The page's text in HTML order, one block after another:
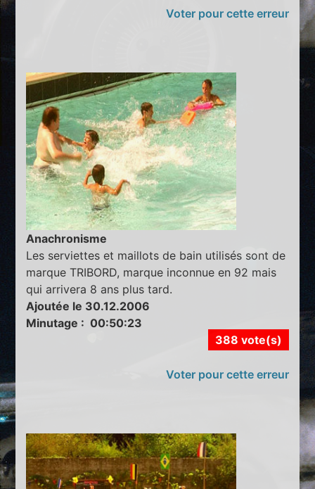
Voter pour cette erreur
Anachronisme
Les serviettes et maillots de bain utilisés sont de
marque TRIBORD, marque inconnue en 92 mais
qui arrivera 8 ans plus tard.
Ajoutée le 30.12.2006
Minutage : 00:50:23
388 vote(s)
Voter pour cette erreur